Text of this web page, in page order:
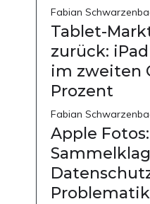
Fabian
Tablet-
zurück:
im zweiten
Prozent
Fabian
Apple Fotos:
Problematik